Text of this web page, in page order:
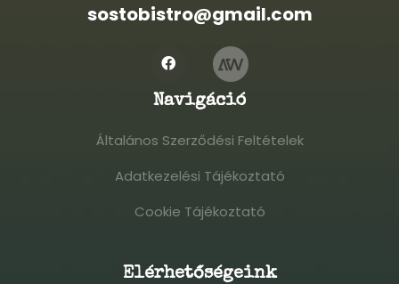
sostobistro@gmail.com
Navigáció
Általános Szerződési Feltételek
Adatkezelési Tájékoztató
Cookie Tájékoztató
Elérhetőségeink